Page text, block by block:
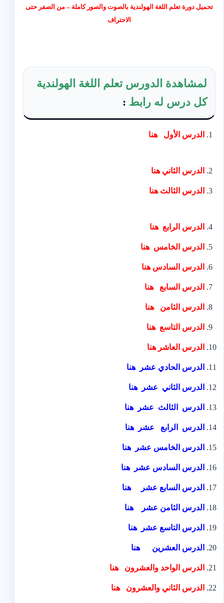
تحميل دورة تعلم اللغة الهولندية بالصوت والصور كاملة – من الصفر حتى
الاحتراف
لمشاهدة الدورس تعلم اللغة الهولندية
كل درس له رابط :
الدرس الأول هنا
الدرس الثاني هنا
الدرس الثالث هنا
الدرس الرابع هنا
الدرس الخامس هنا
الدرس السادس هنا
الدرس السابع هنا
الدرس الثامن هنا
الدرس التاسع هنا
الدرس العاشر هنا
الدرس الحادي عشر هنا
الدرس الثاني عشر هنا
الدرس الثالث عشر هنا
الدرس الرابع عشر هنا
الدرس الخامس عشر هنا
الدرس السادس عشر هنا
الدرس السابع عشر هنا
الدرس الثامن عشر هنا
الدرس التاسع عشر هنا
الدرس العشرين هنا
الدرس الواحد والعشرون هنا
الدرس الثاني والعشرون هنا